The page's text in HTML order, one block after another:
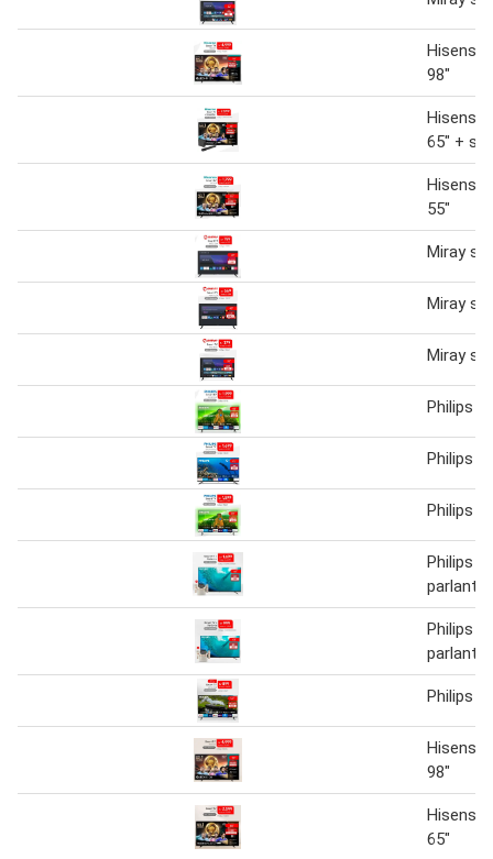
Hisense
98"
Hisense
65" +
Hisense
55"
Miray
Miray
Miray
Philips
Philips
Philips
Philips
parlante
Philips
parlante
Philips
Hisense
98"
Hisense
65"